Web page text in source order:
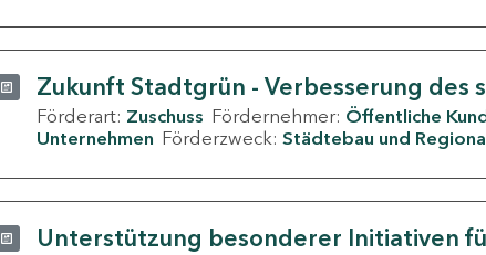
Zukunft Stadtgrün - Verbesserung des
Förderart: Zuschuss Fördernehmer: Öffentliche
Unternehmen Förderzweck: Städtebau und
Unterstützung besonderer Initiativen